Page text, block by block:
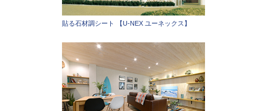
貼る石材調シート 【U-NEX ユーネックス】